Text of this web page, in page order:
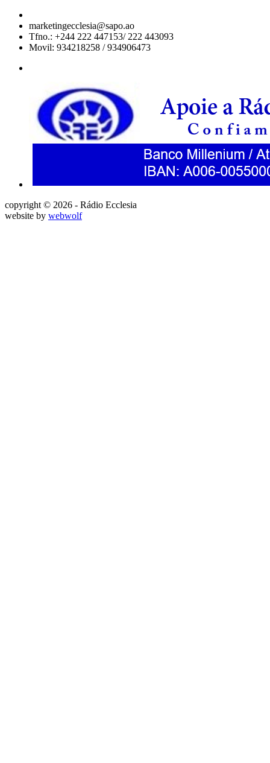
marketingecclesia@sapo.ao
Tfno.: +244 222 447153/ 222 443093
Movil: 934218258 / 934906473
copyright © 2026 - Rádio Ecclesia
website by webwolf